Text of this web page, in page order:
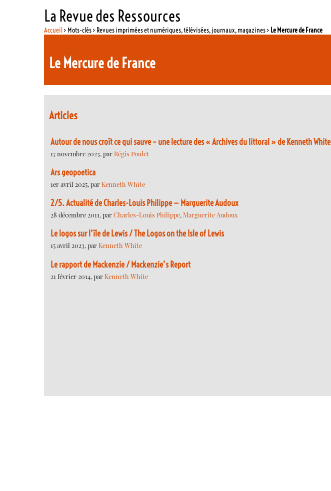
La Revue des Ressources
Accueil> Mots-clés > Revues imprimées et numériques, télévisées, journaux, magazines > Le Mercure de France
Le Mercure de France
Articles
Autour de nous croît ce qui sauve – une lecture des « Archives du littoral » de Kenneth White
17 novembre 2023, parRégis Poulet
Ars geopoetica
1er avril 2025, parKenneth White
2/5. Actualité de Charles-Louis Philippe — Marguerite Audoux
28 décembre 2011, parCharles-Louis Philippe, Marguerite Audoux
Le logos sur l’île de Lewis / The Logos on the Isle of Lewis
15 avril 2023, parKenneth White
Le rapport de Mackenzie / Mackenzie’s Report
21 février 2014, parKenneth White